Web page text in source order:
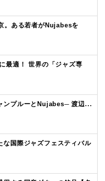
。ある若者がNujabesを
最適！ 世界の「ジャズ専
ンプルーとNujabes─ 渡辺...
な国際ジャズフェスティバル